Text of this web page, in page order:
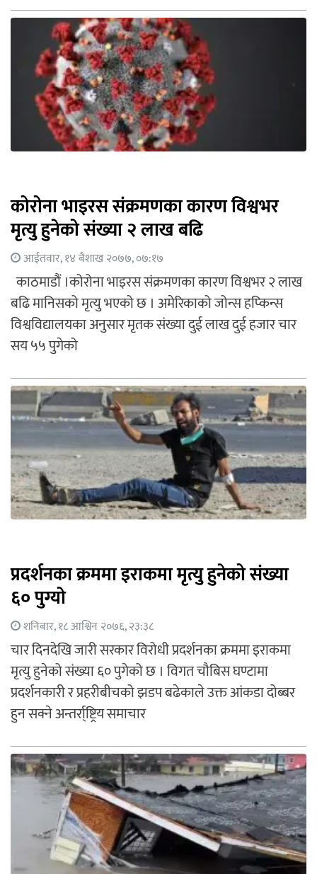
कोरोना भाइरस संक्रमणका कारण विश्वभर
मृत्यु हुनेको संख्या २ लाख बढि
आईतवार, १४ बैशाख २०७७, ०७:१७
काठमाडौं ।कोरोना भाइरस संक्रमणका कारण विश्वभर २ लाख
बढि मानिसको मृत्यु भएको छ । अमेरिकाको जोन्स हप्किन्स
विश्वविद्यालयका अनुसार मृतक संख्या दुई लाख दुई हजार चार
सय ५५ पुगेको
प्रदर्शनका क्रममा इराकमा मृत्यु हुनेको संख्या
६० पुग्यो
शनिबार, १८ आश्विन २०७६, २३:३८
चार दिनदेखि जारी सरकार विरोधी प्रदर्शनका क्रममा इराकमा
मृत्यु हुनेको संख्या ६० पुगेको छ । विगत चौबिस घण्टामा
प्रदर्शनकारी र प्रहरीबीचको झडप बढेकाले उक्त आंकडा दोब्बर
हुन सक्ने अन्तर्रा्ष्ट्रिय समाचार